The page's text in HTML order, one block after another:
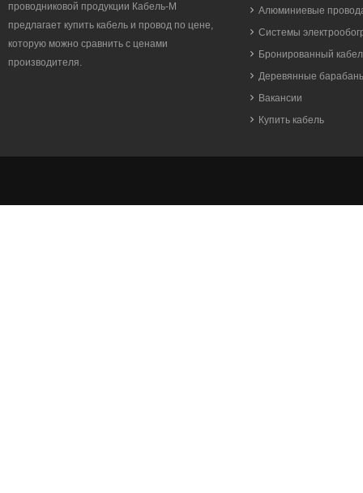
проводниковой продукции Кабель-М
предлагает купить кабель и провод по цене,
которую можно сравнить с ценами
производителя.
Алюминиевые
Системы
Бронированный
Деревянные
Вакансии
Купить кабель